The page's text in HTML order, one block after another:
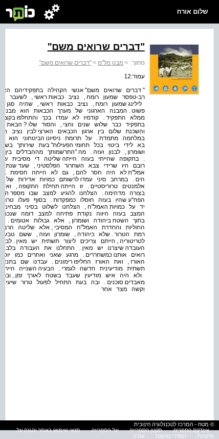
שלום אורח
"דברים שרואים משם"
מתוך: > מבט מל"מ > "דברים שרואים משם"
עמוד:12
" דברים שרואים משם" אנשי הקהילה בתפקידיהם
רב-טפסר שמעון רומח , נציב כבאות ראשי , לשעבר
לילינג שמעון רומח , נציב כבאות ראשי , שהיה
פשוט . המבנה הארגוני של מערך הכבאות הוא מבנה
ממלא התפקיד . קודמיו לא עמדו בכך והתחלפו
בתפקיד כבר שלוש שנים וחצי , והסוד שלו ? הבאת
והשכנת שלום בין ארגון הכבאים הארצי לבין
במלחמה מתמדת . על תרומת ניסיונו הביטחוני הוא
בא לידי ביטוי בכל תחומי הפעילות" בעת שירותך
ושומרון , לבנון ועזה . מה "התרשמותך מההבדלים
. בתקופה שהייתי בעזה הייתה שליטה די מסיבית
רובם היו שרידי צבא השחרור הפלסטיני , שעד
אמל"ח לא היה חסר להם , גם לא הייתה חסימת
הים . במרחב סיני עמדו לרשותם כמויות אדירות של
בצורה מדהימה . הצלחנו להגיע למצב שבו מספר
הפח"ע שהיו בעזה חוסלו כמפקדות . בסוף פעלו
יד על כמויות האמל"ח , הצלחנו לשלוט בסיני מבחינה
המצב בעזה היווה נקודת פתיחה למצב דומה
בתוך השטח ביהודה ושומרון , אלא גבולות אטומים
החוליות והחדרת האמל"ח המסיבי , אלא שליטה הרבה
רמת הטרור . שלא כיהודה , שומרון ועזה , ששם
לטריטוריה , הייתם צריכים ליצור תשתית יש מאין .
העובדה שיצרנו יש מאין . התחלנו את העבודה
רואים אותנו כמשחררים . מרגע שאני ואחרים כמו
האורז , ואת האורז החליפו רימונים . עבדנו שם
תשתית מודיעינית חדשה לגמרי . הבעיה השנייה
ולא היה איש מודיעין שעבד בשטח לאורך זמן ,
מאבדים סוכנים . ובה בעת התחיל לפעול טרור
וקשה מצד אחר
© מטח - המרכז לטכנולוגיה חינוכית
אינדקס הספרים
תקנון הספרייה על הספרייה
תנאי שימוש באתר והגנה על
פרטיות
הסדרי נגישות עזרה